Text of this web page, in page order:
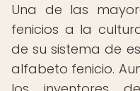
Una de las
fenicios a la
de su sistema de
alfabeto fenicio.